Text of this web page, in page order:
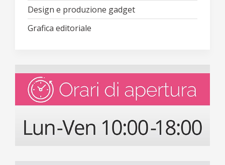
Design e produzione gadget
Grafica editoriale